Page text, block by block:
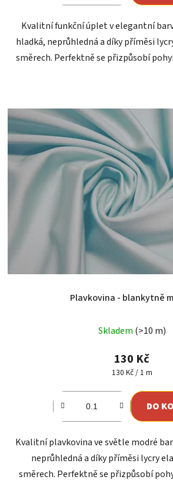
Kvalitní funkční úplet v elegantní
hladká, neprůhledná a díky příměsi
směrech. Perfektně se přizpůsobí
Plavkovina - blankytně
Skladem (>10 m)
130 Kč
Měrná
130 Kč / 1 m
DO
Kvalitní plavkovina ve světle modré
neprůhledná a díky příměsi lycry
směrech. Perfektně se přizpůsobí